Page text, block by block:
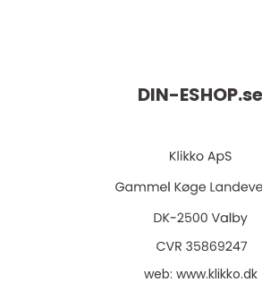
DIN-ESHOP.se
web: www.klikko.dk